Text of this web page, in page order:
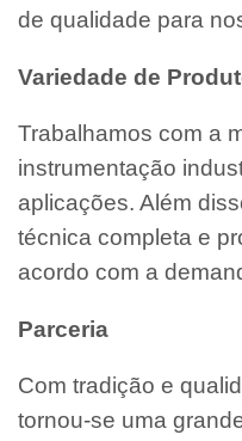
de qualidade para
Variedade de
Trabalhamos com a
instrumentação
aplicações. Além
técnica completa e
acordo com a
Parceria
Com tradição e
tornou-se uma